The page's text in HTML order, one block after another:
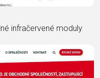
infračervené moduly